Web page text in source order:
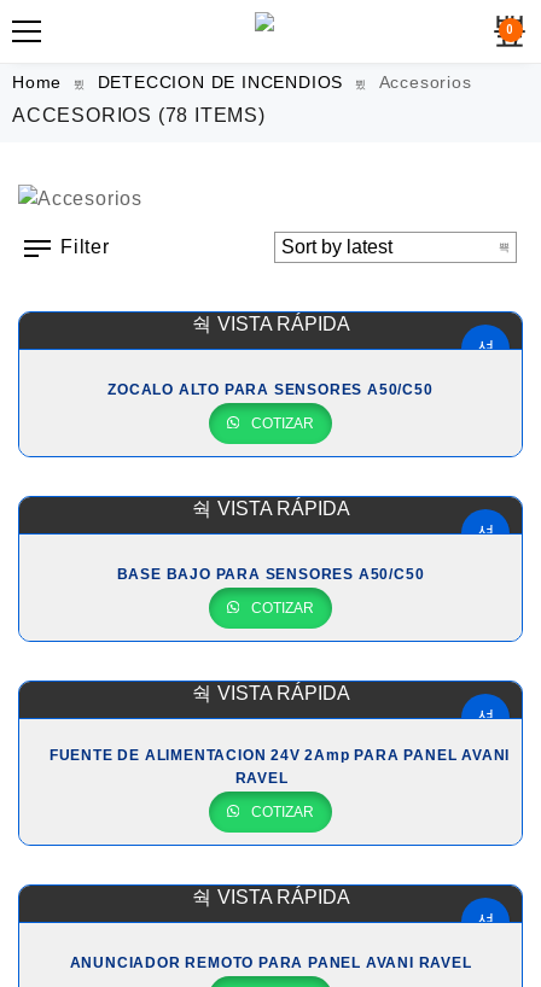
0
Home DETECCION DE INCENDIOS Accesorios
ACCESORIOS (78 ITEMS)
Filter
VISTA RÁPIDA
ZOCALO ALTO PARA SENSORES A50/C50
COTIZAR
VISTA RÁPIDA
BASE BAJO PARA SENSORES A50/C50
COTIZAR
VISTA RÁPIDA
FUENTE DE ALIMENTACION 24V 2Amp PARA PANEL AVANI
RAVEL
COTIZAR
VISTA RÁPIDA
ANUNCIADOR REMOTO PARA PANEL AVANI RAVEL